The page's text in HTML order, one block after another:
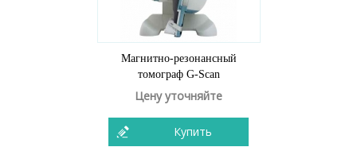
Магнитно-резонансный
томограф G-Scan
Цену уточняйте
Купить